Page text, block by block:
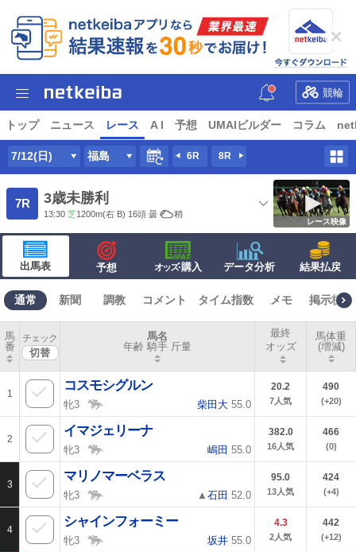
競輪
トップ ニュース レース A I 予想 UMAIビルダー コラム
7/12(日) 福島 6R 8R
7R 3歳未勝利
13:30 芝1200m(右 B) 16頭 曇 稍
レース映像
出馬表 予想 オッズ·購入 データ分析 結果払戻
通常 新聞 調教 コメント タイム指数 メモ 掲示板
馬
番
チェック
馬名
年齢 騎手 斤量
最終
オッズ
馬体重
(増減)
1
コスモシグルン
牝3 柴田大 55.0
20.2
7 人気
490
(+20)
2
イマジェリーナ
牝3 嶋田 55.0
382.0
16 人気
466
(0)
3
マリノマーベラス
牝3 ▲ 石田 52.0
95.0
13 人気
424
(+4)
4
シャインフォーミー
牝3 坂井 55.0
4.3
2 人気
442
(+12)